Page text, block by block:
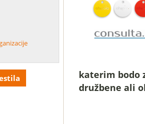
katerim bodo
družbene ali